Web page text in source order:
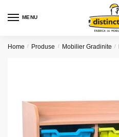
MENU
Home / Produse / Mobilier Gradinite /